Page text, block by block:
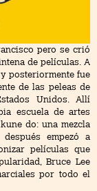
pero se crió
de películas. A
posteriormente fue
de las peleas de
Unidos. Allí
escuela de artes
do: una mezcla
empezó a
películas que
Bruce Lee
por todo el